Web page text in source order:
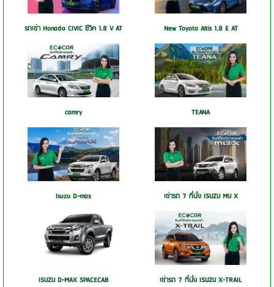
รถเช่า Honada CIVIC ซีวิค 1.8 V AT New Toyota Altis 1.8 E AT
camry TEANA
Isuzu D-max เช่ารถ 7 ที่นั่ง ISUZU MU X
ISUZU D-MAX SPACECAB เช่ารถ 7 ที่นั่ง ISUZU X-TRAIL